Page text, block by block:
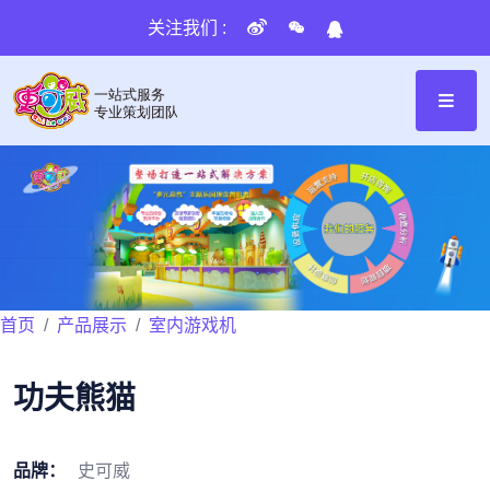
关注我们 :
首页 产品展示 室内游戏机
功夫熊猫
品牌：
史可威